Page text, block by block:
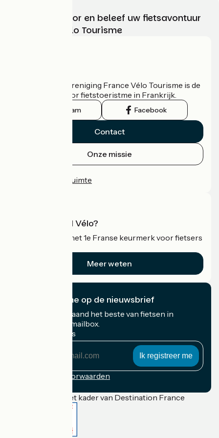
Kies, bereid voor en beleef uw fietsavontuur
met France Vélo Tourisme
De nationale vereniging France Vélo Tourisme is de
officiële gids voor fietstoeristme in Frankrijk.
Instagram Facebook
Contact
Onze missie
Professionele ruimte
Wat is Accueil Vélo?
Accueil Vélo is het 1e Franse keurmerk voor fietsers
Meer weten
Ik abonneer me op de nieuwsbrief
Ontvang elke maand het beste van fietsen in
Frankrijk in uw mailbox.
Mijn e-mailadres
Inschrijvingsvoorwaarden
Gefinancierd in het kader van Destination France